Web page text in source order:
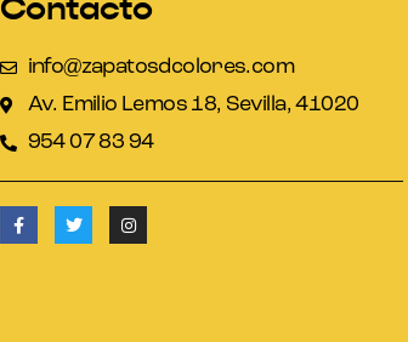
Contacto
info@zapatosdcolores.com
Av. Emilio Lemos 18, Sevilla, 41020
954 07 83 94